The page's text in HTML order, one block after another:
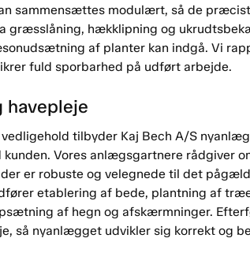
sammensættes modulært, så de
græsslåning, hækklipning og
af planter kan indgå. Vi
fuld sporbarhed på udført arbejde.
havepleje
vedligehold tilbyder Kaj Bech A/S
kunden. Vores anlægsgartnere rådgiver
er robuste og velegnede til det
etablering af bede, plantning af
af hegn og afskærmninger.
så nyanlægget udvikler sig korrekt og